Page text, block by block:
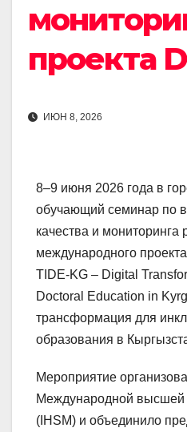
проекта
ИЮН 8, 2026
8–9 июня 2026 года в
обучающий семинар по
качества и мониторинга
международного
TIDE-KG – Digital
Doctoral Education in
трансформация для
образования в
Мероприятие
Международной
(IHSM) и объединило